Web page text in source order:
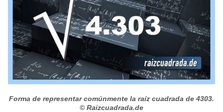
Forma de representar comúnmente la raíz cuadrada de 4303.
© Raizcuadrada.de